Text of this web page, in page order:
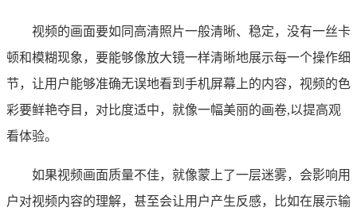
视频的画面要如同高清照片一般清晰、稳定，没有一丝卡
顿和模糊现象，要能够像放大镜一样清晰地展示每一个操作细
节，让用户能够准确无误地看到手机屏幕上的内容，视频的色
彩要鲜艳夺目，对比度适中，就像一幅美丽的画卷,以提高观
看体验。
如果视频画面质量不佳，就像蒙上了一层迷雾，会影响用
户对视频内容的理解，甚至会让用户产生反感，比如在展示输